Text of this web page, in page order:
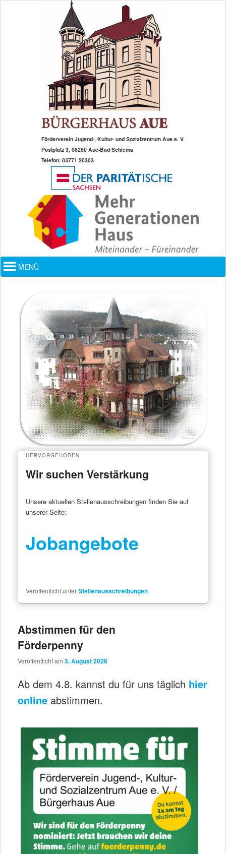
Förderverein Jugend-, Kultur- und Sozialzentrum Aue e. V.
Postplatz 3, 08280 Aue-Bad Schlema
Telefon: 03771 20303
Hauptmenü
MENÜ
Wir suchen Verstärkung
HERVORGEHOBEN
Unsere aktuellen Stellenausschreibungen finden Sie auf
unserer Seite:
Jobangebote
Veröffentlicht unterStellenausschreibungen
Abstimmen für den
Förderpenny
Veröffentlicht am 3. August 2026
Ab dem 4.8. kannst du für uns täglich hier
onlineabstimmen.